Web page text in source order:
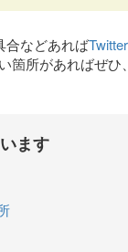
合などあれば
箇所があればぜ
ます